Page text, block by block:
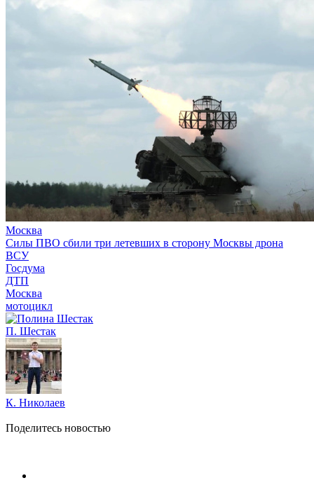
Москва
Силы ПВО сбили три летевших в сторону Москвы дрона
ВСУ
Госдума
ДТП
Москва
мотоцикл
П. Шестак
К. Николаев
Поделитесь новостью